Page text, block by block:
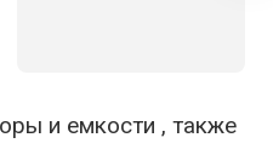
и емкости , также